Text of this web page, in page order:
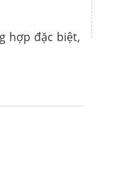
hợp đặc biệt,